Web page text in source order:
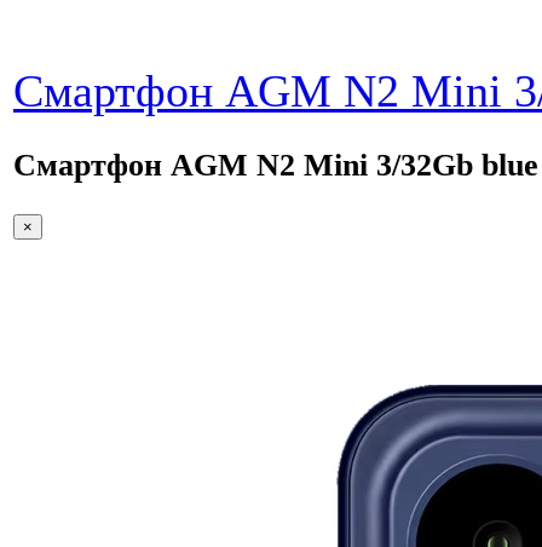
Смартфон AGM N2 Mini
Смартфон AGM N2 Mini 3/32Gb blue
×